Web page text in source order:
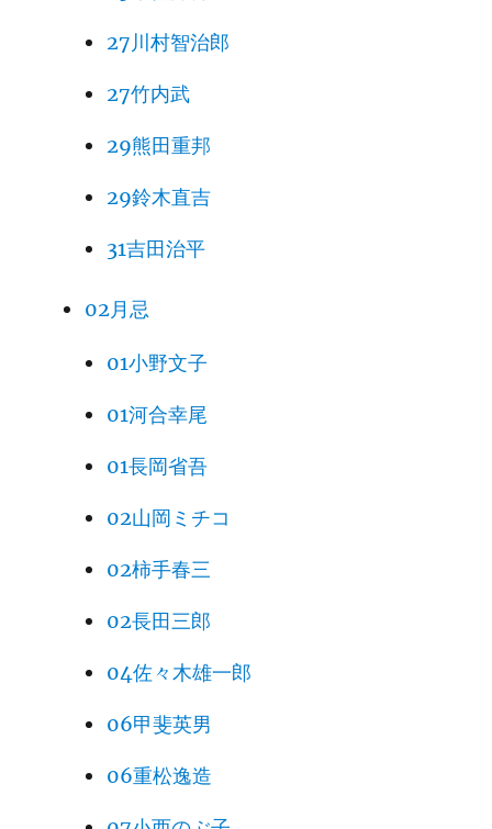
27川村智治郎
27竹内武
29熊田重邦
29鈴木直吉
31吉田治平
02月忌
01小野文子
01河合幸尾
01長岡省吾
02山岡ミチコ
02柿手春三
02長田三郎
04佐々木雄一郎
06甲斐英男
06重松逸造